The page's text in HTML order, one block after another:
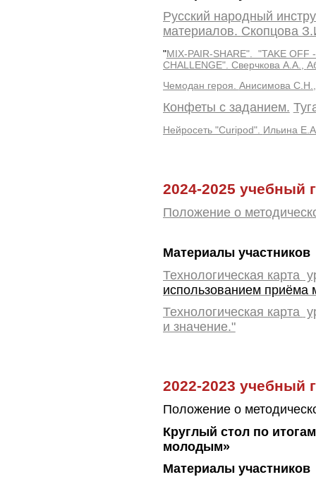
Русский народный
материалов. Скопцова
"MIX-PAIR-SHARE". "TAKE OFF
CHALLENGE". Сверчкова А.А.,
Чемодан героя. Анисимова
Конфеты с заданием.
Нейросеть "Curipod". Ильина
2024-2025 учебный
Положение о
Материалы участников
Технологическая карта
использованием приёма
Технологическая карта
и значение."
2022-2023 учебный
Положение о
Круглый стол по
молодым»
Материалы участников